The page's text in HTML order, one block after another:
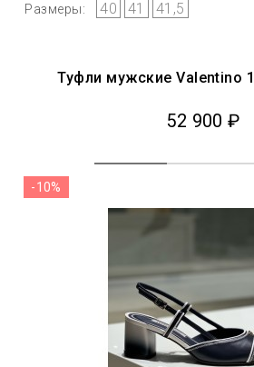
Размеры: 40 41 41,5
Туфли мужские Valentino
52 900 ₽
-10%